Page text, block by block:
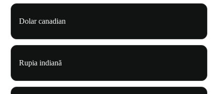
Dolar canadian
Rupia indiană